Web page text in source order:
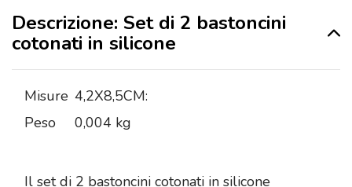
Descrizione: Set di 2 bastoncini
cotonati in silicone
Misure 4,2X8,5CM:
Peso
0,004 kg
Il set di 2 bastoncini cotonati in silicone